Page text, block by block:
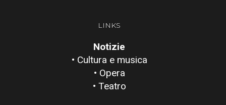
LINKS
Notizie
• Cultura e musica
• Opera
• Teatro